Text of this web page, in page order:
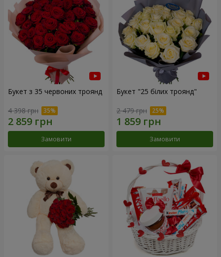
Букет з 35 червоних троянд
4 398 грн
Замовити
Букет "25 білих троянд"
2 479 грн
Замовити